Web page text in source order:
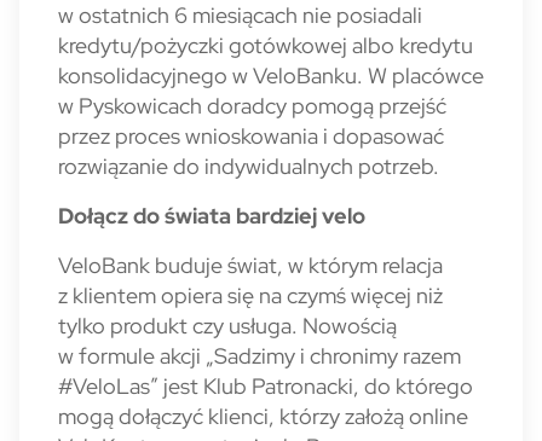
w ostatnich 6 miesiącach nie posiadali
kredytu/pożyczki gotówkowej albo kredytu
konsolidacyjnego w VeloBanku. W placówce
w Pyskowicach doradcy pomogą przejść
przez proces wnioskowania i dopasować
rozwiązanie do indywidualnych potrzeb.
Dołącz do świata bardziej velo
VeloBank buduje świat, w którym relacja
z klientem opiera się na czymś więcej niż
tylko produkt czy usługa. Nowością
w formule akcji „Sadzimy i chronimy razem
#VeloLas” jest Klub Patronacki, do którego
mogą dołączyć klienci, którzy założą online